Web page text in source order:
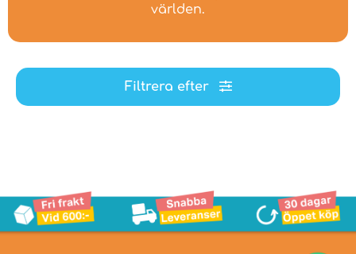
världen.
Filtrera efter